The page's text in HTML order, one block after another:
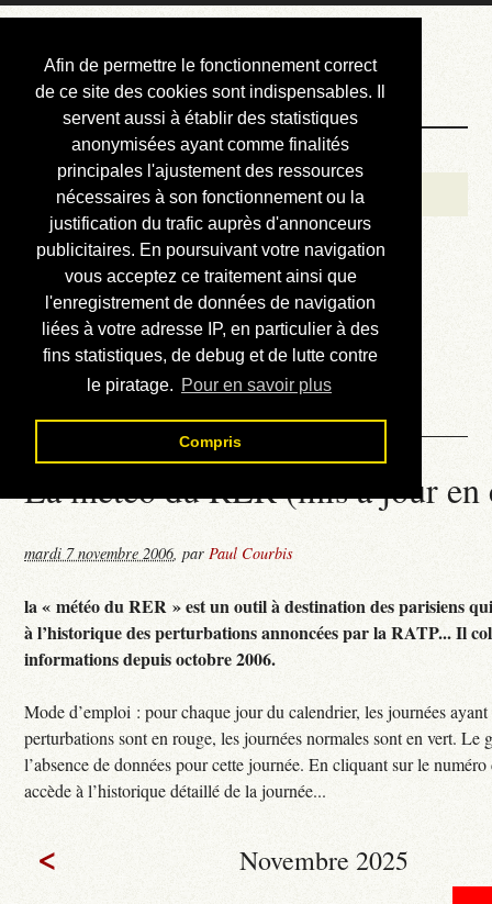
Afin de permettre le fonctionnement correct
de ce site des cookies sont indispensables. Il
servent aussi à établir des statistiques
anonymisées ayant comme finalités
principales l'ajustement des ressources
nécessaires à son fonctionnement ou la
justification du trafic auprès d'annonceurs
publicitaires. En poursuivant votre navigation
vous acceptez ce traitement ainsi que
l'enregistrement de données de navigation
liées à votre adresse IP, en particulier à des
fins statistiques, de debug et de lutte contre
le piratage. Pour en savoir plus
Compris
Courbis, « LE »
Blog Officiel
Bienvenue
Réalisations
Divers (et d’été)
Annonces
Liens externes
Téléchargement
Contact
La météo du RER (mis à jour
mardi 7 novembre 2006,parPaul Courbis
la « météo du RER » est un outil à destination des parisiens
à l’historique des perturbations annoncées par la RATP... Il
informations depuis octobre 2006.
Mode d’emploi : pour chaque jour du calendrier, les journées
perturbations sont en rouge, les journées normales sont en vert. Le
l’absence de données pour cette journée. En cliquant sur le
accède à l’historique détaillé de la journée...
< Novembre 2025